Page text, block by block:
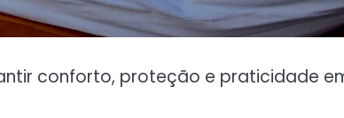
conforto, proteção e praticidade